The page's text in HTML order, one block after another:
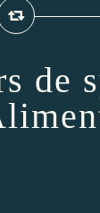
de